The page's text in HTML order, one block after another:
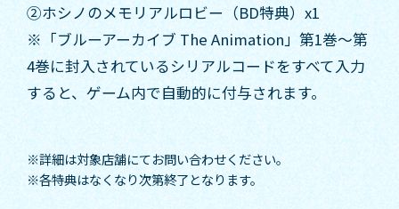
②ホシノのメモリアルロビー（BD特典）x1
※「ブルーアーカイブ The Animation」第1巻～第
4巻に封入されているシリアルコードをすべて入力
すると、ゲーム内で自動的に付与されます。
※詳細は対象店舗にてお問い合わせください。
※各特典はなくなり次第終了となります。